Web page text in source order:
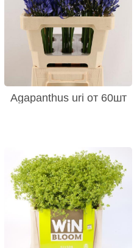
Agapanthus uri от 60шт